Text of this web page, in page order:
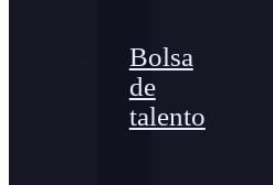
Bolsa
de
talento